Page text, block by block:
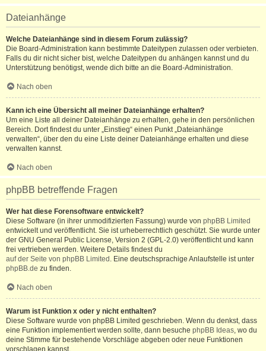
Dateianhänge
Welche Dateianhänge sind in diesem Forum zulässig?
Die Board-Administration kann bestimmte Dateitypen zulassen oder verbieten.
Falls du dir nicht sicher bist, welche Dateitypen du anhängen kannst und du
Unterstützung benötigst, wende dich bitte an die Board-Administration.
Nach oben
Kann ich eine Übersicht all meiner Dateianhänge erhalten?
Um eine Liste all deiner Dateianhänge zu erhalten, gehe in den persönlichen
Bereich. Dort findest du unter „Einstieg“ einen Punkt „Dateianhänge
verwalten“, über den du eine Liste deiner Dateianhänge erhalten und diese
verwalten kannst.
Nach oben
phpBB betreffende Fragen
Wer hat diese Forensoftware entwickelt?
Diese Software (in ihrer unmodifizierten Fassung) wurde von phpBB Limited
entwickelt und veröffentlicht. Sie ist urheberrechtlich geschützt. Sie wurde unter
der GNU General Public License, Version 2 (GPL-2.0) veröffentlicht und kann
frei vertrieben werden. Weitere Details findest du
auf der Seite von phpBB Limited . Eine deutschsprachige Anlaufstelle ist unter
phpBB.de zu finden.
Nach oben
Warum ist Funktion x oder y nicht enthalten?
Diese Software wurde von phpBB Limited geschrieben. Wenn du denkst, dass
eine Funktion implementiert werden sollte, dann besuche phpBB Ideas, wo du
deine Stimme für bestehende Vorschläge abgeben oder neue Funktionen
vorschlagen kannst.